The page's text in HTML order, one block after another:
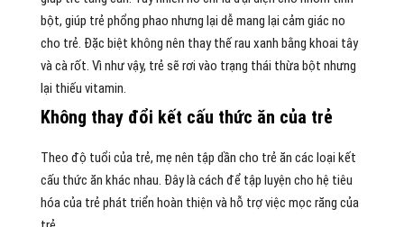
bột, giúp trẻ phổng phao nhưng lại dễ mang lại cảm giác no
cho trẻ. Đặc biệt không nên thay thế rau xanh bằng khoai tây
và cà rốt. Vì như vậy, trẻ sẽ rơi vào trạng thái thừa bột nhưng
lại thiếu vitamin.
Không thay đổi kết cấu thức ăn của trẻ
Theo độ tuổi của trẻ, mẹ nên tập dần cho trẻ ăn các loại kết
cấu thức ăn khác nhau. Đây là cách để tập luyện cho hệ tiêu
hóa của trẻ phát triển hoàn thiện và hỗ trợ việc mọc răng của